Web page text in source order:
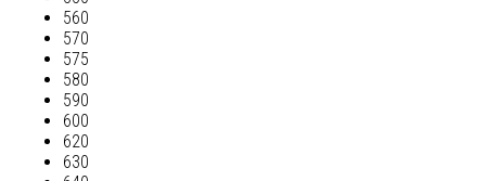
560
570
575
580
590
600
620
630